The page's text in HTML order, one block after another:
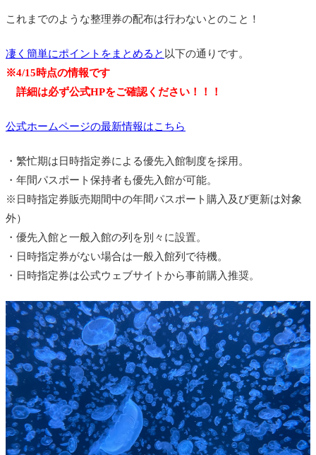
これまでのような整理券の配布は行わないとのこと！
凄く簡単にポイントをまとめると 以下の通りです。
※4/15時点の情報です
詳細は必ず公式HPをご確認ください！！！
公式ホームページの最新情報はこちら
・繁忙期は日時指定券による優先入館制度を採用。
・年間パスポート保持者も優先入館が可能。
※日時指定券販売期間中の年間パスポート購入及び更新は対象
外）
・優先入館と一般入館の列を別々に設置。
・日時指定券がない場合は一般入館列で待機。
・日時指定券は公式ウェブサイトから事前購入推奨。